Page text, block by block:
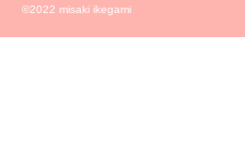
©️2022 misaki ikegami